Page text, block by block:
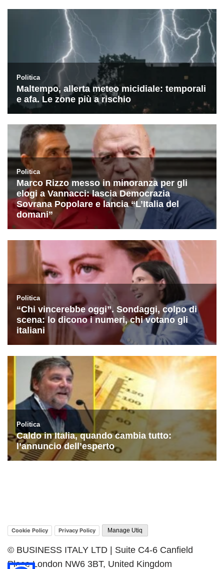
Cookie Policy Privacy Policy Manage Utiq
© BUSINESS ITALY LTD | Suite C4-6 Canfield
Place London NW6 3BT, United Kingdom